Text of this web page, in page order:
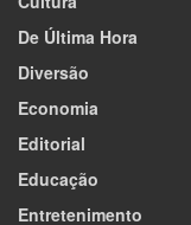
De Última Hora
Diversão
Economia
Editorial
Educação
Entretenimento